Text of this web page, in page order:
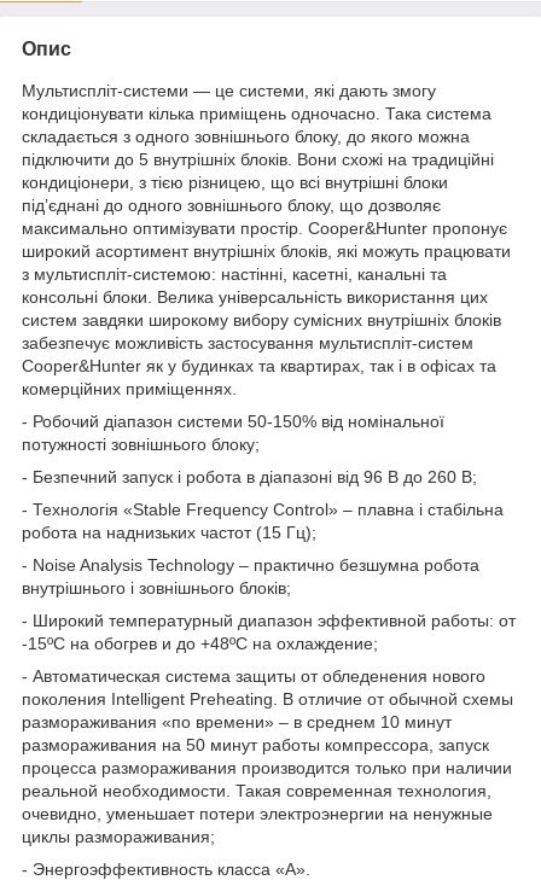
Опис
Мультиспліт-системи — це системи, які дають змогу
кондиціонувати кілька приміщень одночасно. Така система
складається з одного зовнішнього блоку, до якого можна
підключити до 5 внутрішніх блоків. Вони схожі на традиційні
кондиціонери, з тією різницею, що всі внутрішні блоки
під’єднані до одного зовнішнього блоку, що дозволяє
максимально оптимізувати простір. Cooper&Hunter пропонує
широкий асортимент внутрішніх блоків, які можуть працювати
з мультиспліт-системою: настінні, касетні, канальні та
консольні блоки. Велика універсальність використання цих
систем завдяки широкому вибору сумісних внутрішніх блоків
забезпечує можливість застосування мультиспліт-систем
Cooper&Hunter як у будинках та квартирах, так і в офісах та
комерційних приміщеннях.
- Робочий діапазон системи 50-150% від номінальної
потужності зовнішнього блоку;
- Безпечний запуск і робота в діапазоні від 96 В до 260 В;
- Технологія «Stable Frequency Control» – плавна і стабільна
робота на наднизьких частот (15 Гц);
- Noise Analysis Technology – практично безшумна робота
внутрішнього і зовнішнього блоків;
- Широкий температурный диапазон эффективной работы: от
-15ºС на обогрев и до +48ºС на охлаждение;
- Автоматическая система защиты от обледенения нового
поколения Intelligent Preheating. В отличие от обычной схемы
размораживания «по времени» – в среднем 10 минут
размораживания на 50 минут работы компрессора, запуск
процесса размораживания производится только при наличии
реальной необходимости. Такая современная технология,
очевидно, уменьшает потери электроэнергии на ненужные
циклы размораживания;
- Энергоэффективность класса «А».